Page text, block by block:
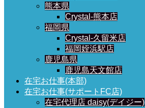
熊本県
Crystal-熊本店
福岡県
Crystal-久留米店
福岡姪浜駅店
鹿児島県
鹿児島天文館店
在宅お仕事(本部)
在宅お仕事(サポートFC店)
在宅代理店 daisy(デイジー)